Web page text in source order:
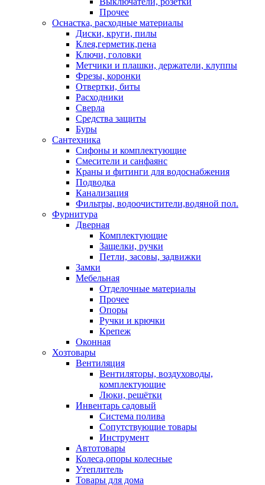
Прочее
Оснастка, расходные материалы
Диски, круги, пилы
Клея,герметик,пена
Ключи, головки
Метчики и плашки, держатели, клуппы
Фрезы, коронки
Отвертки, биты
Расходники
Сверла
Средства защиты
Буры
Сантехника
Сифоны и комплектующие
Смесители и санфаянс
Краны и фитинги для водоснабжения
Подводка
Канализация
Фильтры, водоочистители,водяной пол.
Фурнитура
Дверная
Комплектующие
Защелки, ручки
Петли, засовы, задвижки
Замки
Мебельная
Отделочные материалы
Прочее
Опоры
Ручки и крючки
Крепеж
Оконная
Хозтовары
Вентиляция
Вентиляторы, воздуховоды,
комплектующие
Люки, решётки
Инвентарь садовый
Система полива
Сопутствующие товары
Инструмент
Автотовары
Колеса,опоры колесные
Утеплитель
Товары для дома